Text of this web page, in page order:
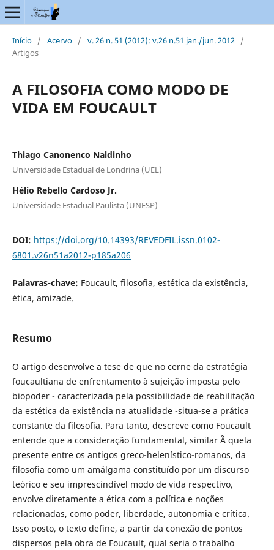
Início / Acervo / v. 26 n. 51 (2012): v.26 n.51 jan./jun. 2012 /
Artigos
A FILOSOFIA COMO MODO DE
VIDA EM FOUCAULT
Thiago Canonenco Naldinho
Universidade Estadual de Londrina (UEL)
Hélio Rebello Cardoso Jr.
Universidade Estadual Paulista (UNESP)
DOI: https://doi.org/10.14393/REVEDFIL.issn.0102-
6801.v26n51a2012-p185a206
Palavras-chave: Foucault, filosofia, estética da existência,
ética, amizade.
Resumo
O artigo desenvolve a tese de que no cerne da estratégia
foucaultiana de enfrentamento à sujeição imposta pelo
biopoder - caracterizada pela possibilidade de reabilitação
da estética da existência na atualidade -situa-se a prática
constante da filosofia. Para tanto, descreve como Foucault
entende que a consideração fundamental, similar Ã quela
presente entre os antigos greco-helenístico-romanos, da
filosofia como um amálgama constituído por um discurso
teórico e seu imprescindível modo de vida respectivo,
envolve diretamente a ética com a política e noções
relacionadas, como poder, liberdade, autonomia e crítica.
Isso posto, o texto define, a partir da conexão de pontos
dispersos pela obra de Foucault, qual seria o trabalho